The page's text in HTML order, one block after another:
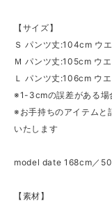
【サイズ】
Ｓ パンツ丈:104cm ウ
Ｍ パンツ丈:105cm ウ
Ｌ パンツ丈:106cm ウ
※1-3cmの誤差がある場
※お手持ちのアイテムと
いたします
model date 168cm／
【素材】